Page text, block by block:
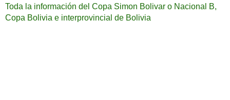
Toda la información del Copa Simon Bolivar o Nacional B,
Copa Bolivia e interprovincial de Bolivia